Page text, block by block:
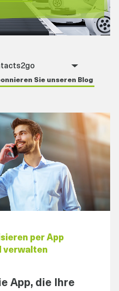
Sie unseren Blog
per App
verwalten
App, die Ihre